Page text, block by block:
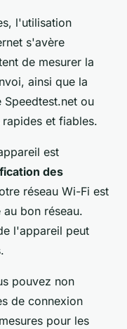
l'utilisation
s'avère
de mesurer la
ainsi que la
ou
et fiables.
est
des
réseau Wi-Fi est
bon réseau.
l'appareil peut
pouvez non
de connexion
pour les